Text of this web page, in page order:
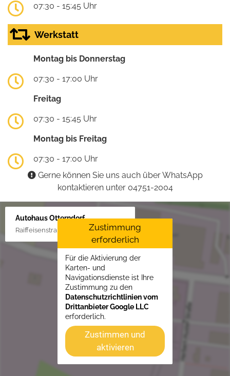
07:30 - 15:45 Uhr
Werkstatt
Montag bis Donnerstag
07:30 - 17:00 Uhr
Freitag
07:30 - 15:45 Uhr
Montag bis Freitag
07:30 - 17:00 Uhr
Gerne können Sie uns auch über WhatsApp
kontaktieren unter 04751-2004
Autohaus Otterndorf
Raiffeisenstraße 1, 21762 Otterndorf
Zustimmung
erforderlich
Für die Aktivierung der
Karten- und
Navigationsdienste ist Ihre
Zustimmung zu den
Datenschutzrichtlinien vom
Drittanbieter Google LLC
erforderlich.
Zustimmen und
aktivieren